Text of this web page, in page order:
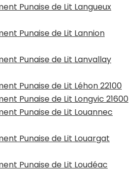
Punaise de Lit Langueux
Punaise de Lit Lannion
Punaise de Lit Lanvallay
Punaise de Lit Léhon 22100
Punaise de Lit Longvic 21600
Punaise de Lit Louannec
Punaise de Lit Louargat
Punaise de Lit Loudéac